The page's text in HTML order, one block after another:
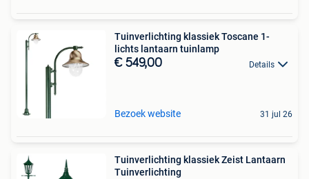
Tuinverlichting klassiek Toscane 1-
lichts lantaarn tuinlamp
€ 549,00 Details
Bezoek website 31 jul 26
Tuinverlichting klassiek Zeist Lantaarn
Tuinverlichting